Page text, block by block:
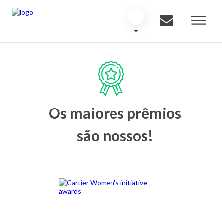
Os maiores prêmios
são nossos!